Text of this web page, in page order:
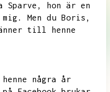
hon är en
Men du Boris,
till henne
några år